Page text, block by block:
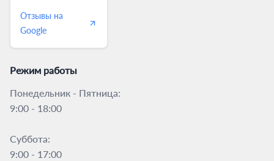
Отзывы на
Google
Режим работы
Понедельник - Пятница:
9:00 - 18:00
Суббота:
9:00 - 17:00